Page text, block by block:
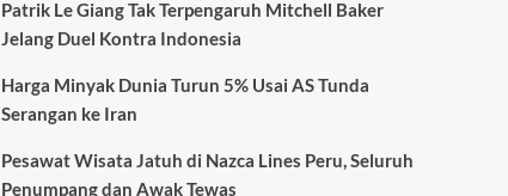
Patrik Le Giang Tak Terpengaruh Mitchell Baker
Jelang Duel Kontra Indonesia
Harga Minyak Dunia Turun 5% Usai AS Tunda
Serangan ke Iran
Pesawat Wisata Jatuh di Nazca Lines Peru, Seluruh
Penumpang dan Awak Tewas